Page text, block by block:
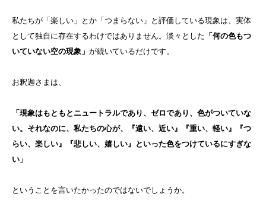
私たちが「楽しい」とか「つまらない」と評価している現象は、実体
として独自に存在するわけではありません。淡々とした 「何の色もつ
いていない空の現象」 が続いているだけです。
お釈迦さまは、
「現象はもともとニュートラルであり、ゼロであり、色がついていな
い。それなのに、私たちの心が、『遠い、近い』『重い、軽い』『つ
らい、楽しい』『悲しい、嬉しい』といった色をつけているにすぎな
い」
ということを言いたかったのではないでしょうか。